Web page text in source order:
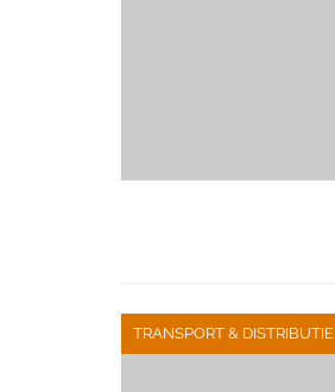
TRANSPORT & DISTRIBUTIE